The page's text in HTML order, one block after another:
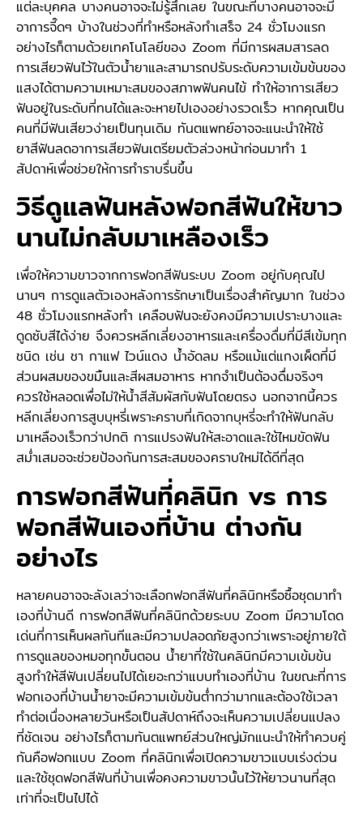
แต่ละบุคคล บางคนอาจจะไม่รู้สึกเลย ในขณะที่บางคนอาจจะมี
อาการจี๊ดๆ บ้างในช่วงที่ทำหรือหลังทำเสร็จ 24 ชั่วโมงแรก
อย่างไรก็ตามด้วยเทคโนโลยีของ Zoom ที่มีการผสมสารลด
การเสียวฟันไว้ในตัวน้ำยาและสามารถปรับระดับความเข้มข้นของ
แสงได้ตามความเหมาะสมของสภาพฟันคนไข้ ทำให้อาการเสียว
ฟันอยู่ในระดับที่ทนได้และจะหายไปเองอย่างรวดเร็ว หากคุณเป็น
คนที่มีฟันเสียวง่ายเป็นทุนเดิม ทันตแพทย์อาจจะแนะนำให้ใช้
ยาสีฟันลดอาการเสียวฟันเตรียมตัวล่วงหน้าก่อนมาทำ 1
สัปดาห์เพื่อช่วยให้การทำราบรื่นขึ้น
วิธีดูแลฟันหลังฟอกสีฟันให้ขาว
นานไม่กลับมาเหลืองเร็ว
เพื่อให้ความขาวจากการฟอกสีฟันระบบ Zoom อยู่กับคุณไป
นานๆ การดูแลตัวเองหลังการรักษาเป็นเรื่องสำคัญมาก ในช่วง
48 ชั่วโมงแรกหลังทำ เคลือบฟันจะยังคงมีความเปราะบางและ
ดูดซับสีได้ง่าย จึงควรหลีกเลี่ยงอาหารและเครื่องดื่มที่มีสีเข้มทุก
ชนิด เช่น ชา กาแฟ ไวน์แดง น้ำอัดลม หรือแม้แต่แกงเผ็ดที่มี
ส่วนผสมของขมิ้นและสีผสมอาหาร หากจำเป็นต้องดื่มจริงๆ
ควรใช้หลอดเพื่อไม่ให้น้ำสีสัมผัสกับฟันโดยตรง นอกจากนี้ควร
หลีกเลี่ยงการสูบบุหรี่เพราะคราบที่เกิดจากบุหรี่จะทำให้ฟันกลับ
มาเหลืองเร็วกว่าปกติ การแปรงฟันให้สะอาดและใช้ไหมขัดฟัน
สม่ำเสมอจะช่วยป้องกันการสะสมของคราบใหม่ได้ดีที่สุด
การฟอกสีฟันที่คลินิก vs การ
ฟอกสีฟันเองที่บ้าน ต่างกัน
อย่างไร
หลายคนอาจจะลังเลว่าจะเลือกฟอกสีฟันที่คลินิกหรือซื้อชุดมาทำ
เองที่บ้านดี การฟอกสีฟันที่คลินิกด้วยระบบ Zoom มีความโดด
เด่นที่การเห็นผลทันทีและมีความปลอดภัยสูงกว่าเพราะอยู่ภายใต้
การดูแลของหมอทุกขั้นตอน น้ำยาที่ใช้ในคลินิกมีความเข้มข้น
สูงทำให้สีฟันเปลี่ยนไปได้เยอะกว่าแบบทำเองที่บ้าน ในขณะที่การ
ฟอกเองที่บ้านน้ำยาจะมีความเข้มข้นต่ำกว่ามากและต้องใช้เวลา
ทำต่อเนื่องหลายวันหรือเป็นสัปดาห์ถึงจะเห็นความเปลี่ยนแปลง
ที่ชัดเจน อย่างไรก็ตามทันตแพทย์ส่วนใหญ่มักแนะนำให้ทำควบคู่
กันคือฟอกแบบ Zoom ที่คลินิกเพื่อเปิดความขาวแบบเร่งด่วน
และใช้ชุดฟอกสีฟันที่บ้านเพื่อคงความขาวนั้นไว้ให้ยาวนานที่สุด
เท่าที่จะเป็นไปได้